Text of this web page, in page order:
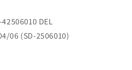
42506010 DEL
06 (SD-2506010)